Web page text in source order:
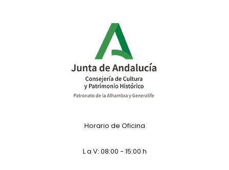
Horario de Oficina
L a V: 08:00 - 15:00 h